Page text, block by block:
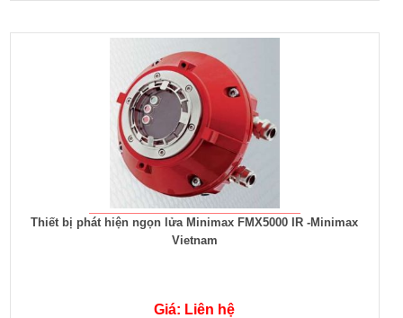
Thiết bị phát hiện ngọn lửa Minimax FMX5000 IR -Minimax
Vietnam
Giá: Liên hệ